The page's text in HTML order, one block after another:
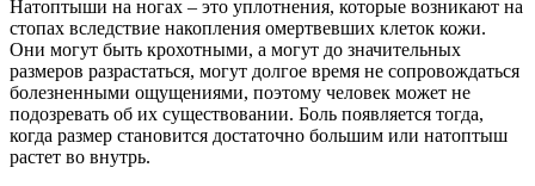
Натоптыши на ногах – это уплотнения, которые возникают на
стопах вследствие накопления омертвевших клеток кожи.
Они могут быть крохотными, а могут до значительных
размеров разрастаться, могут долгое время не сопровождаться
болезненными ощущениями, поэтому человек может не
подозревать об их существовании. Боль появляется тогда,
когда размер становится достаточно большим или натоптыш
растет во внутрь.